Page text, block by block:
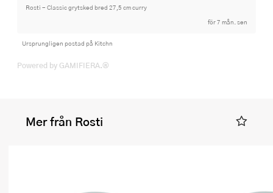
Rosti - Classic grytsked bred 27,5 cm curry
för 7 mån. sen
Ursprungligen postad på Kitchn
Powered by GAMIFIERA.®
Mer från Rosti